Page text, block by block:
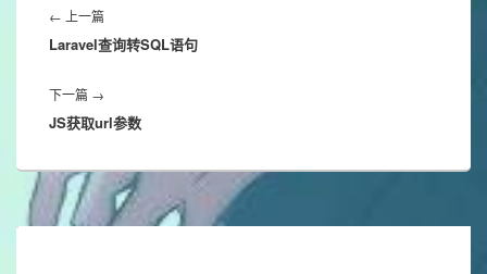
章
导
← 上一篇Previous
post:
Laravel查询转SQL语句
下一篇 →
post:
JS获取url参数